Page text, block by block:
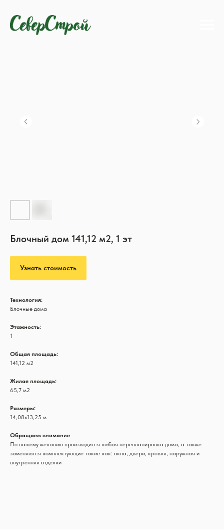
Блочный дом 141,12 м2, 1 эт
Узнать стоимость
Технология:
Блочные дома
Этажность:
1
Общая площадь:
141,12 м2
Жилая площадь:
65,7 м2
Размеры:
14,08х13,25 м
Обращаем внимание
По вашему желанию производится любая перепланировка дома, а также
заменяются комплектующие такие как: окна, двери, кровля, наружная и
внутренняя отделки